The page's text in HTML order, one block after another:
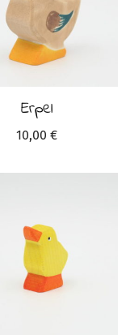
Erpel
10,00 €